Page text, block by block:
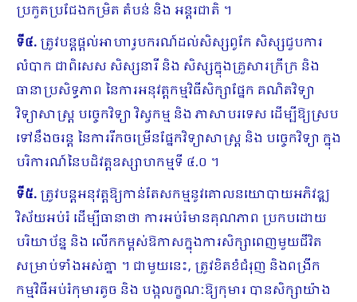
ប្រកួតប្រជែងកម្រិត តំបន់ និង អន្តរជាតិ ។
ទី៤.ត្រូវបន្តផ្តល់អាហារូបករណ៍ដល់សិស្សពូកែ សិស្សជួបការ
លំបាក ជាពិសេស សិស្សនារី និង សិស្សក្នុងគ្រួសារក្រីក្រ និង
ធានាប្រសិទ្ធភាព នៃការអនុវត្តកម្មវិធីសិក្សាផ្នែក គណិតវិទ្យា
វិទ្យាសាស្រ្ត បច្ចេកវិទ្យា វិស្វកម្ម និង ភាសាបរទេស ដើម្បីឱ្យស្រប
ទៅនឹងចរន្ត នៃការរីកចម្រើនផ្នែកវិទ្យាសាស្ត្រ និង បច្ចេកវិទ្យា ក្នុង
បរិការណ៍នៃបដិវត្តឧស្សាហកម្មទី ៤.០ ។
ទី៥.ត្រូវបន្តអនុវត្តឱ្យកាន់តែសកម្មនូវគោលនយោបាយអភិវឌ្ឍ
វិស័យអប់រំ ដើម្បីធានាថា ការអប់រំមានគុណភាព ប្រកបដោយ
បរិយាប័ន្ន និង លើកកម្ពស់ឱកាសក្នុងការសិក្សាពេញមួយជីវិត
សម្រាប់ទាំងអស់គ្នា ។ ជាមួយនេះ, ត្រូវខិតខំជំរុញ និងពង្រីក
កម្មវិធីអប់រំកុមារតូច និង បង្កលក្ខណៈឱ្យកុមារ បានសិក្សាយ៉ាង